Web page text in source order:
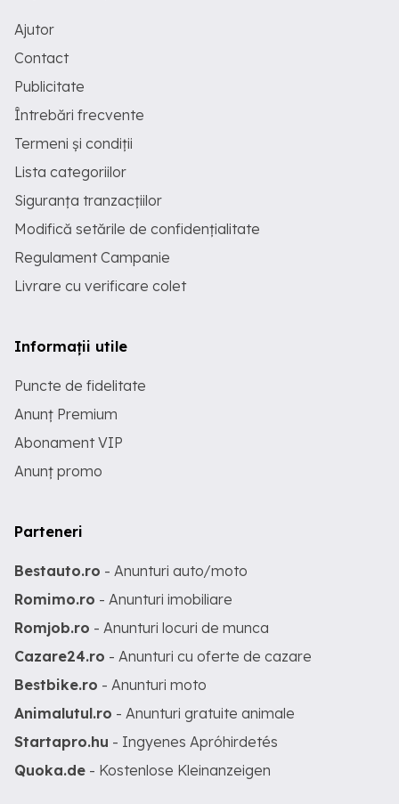
Ajutor
Contact
Publicitate
Întrebări frecvente
Termeni și condiții
Lista categoriilor
Siguranța tranzacțiilor
Modifică setările de confidențialitate
Regulament Campanie
Livrare cu verificare colet
Informații utile
Puncte de fidelitate
Anunț Premium
Abonament VIP
Anunț promo
Parteneri
Bestauto.ro - Anunturi auto/moto
Romimo.ro - Anunturi imobiliare
Romjob.ro - Anunturi locuri de munca
Cazare24.ro - Anunturi cu oferte de cazare
Bestbike.ro - Anunturi moto
Animalutul.ro - Anunturi gratuite animale
Startapro.hu - Ingyenes Apróhirdetés
Quoka.de - Kostenlose Kleinanzeigen